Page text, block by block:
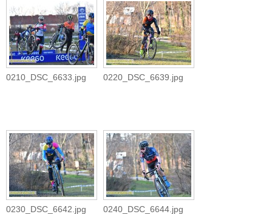
0210_DSC_6633.jpg 0220_DSC_6639.jpg
0230_DSC_6642.jpg 0240_DSC_6644.jpg